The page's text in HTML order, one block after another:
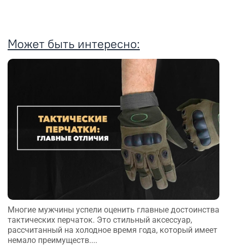
Может быть интересно:
Многие мужчины успели оценить главные достоинства
тактических перчаток. Это стильный аксессуар,
рассчитанный на холодное время года, который имеет
немало преимуществ....